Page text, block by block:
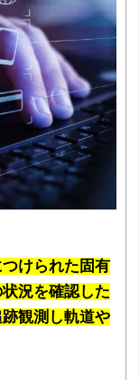
けられた固有
況を確認した
観測し軌道や